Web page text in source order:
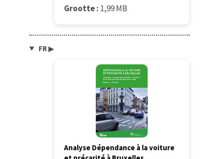
Grootte : 1,99 MB
FR▶
Analyse Dépendance à la voiture